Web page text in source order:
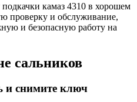
камаз 4310 в хорошем
проверку и обслуживание,
и безопасную работу на
сальников
и снимите ключ